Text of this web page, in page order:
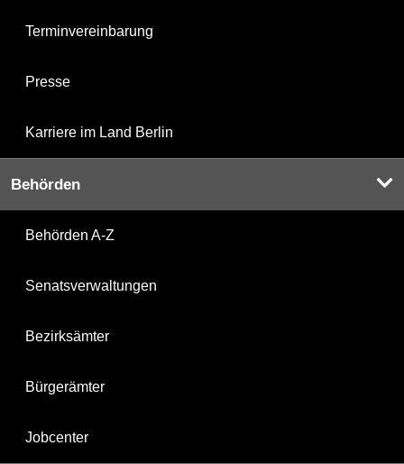
Terminvereinbarung
Presse
Karriere im Land Berlin
Behörden
Behörden A-Z
Senatsverwaltungen
Bezirksämter
Bürgerämter
Jobcenter